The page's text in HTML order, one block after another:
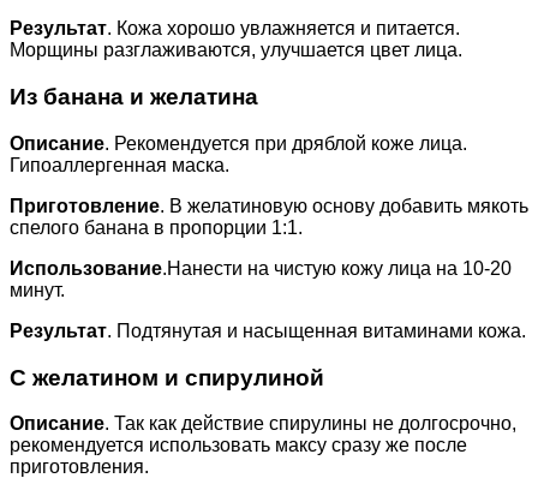
Результат. Кожа хорошо увлажняется и питается.
Морщины разглаживаются, улучшается цвет лица.
Из банана и желатина
Описание. Рекомендуется при дряблой коже лица.
Гипоаллергенная маска.
Приготовление. В желатиновую основу добавить мякоть
спелого банана в пропорции 1:1.
Использование.Нанести на чистую кожу лица на 10-20
минут.
Результат. Подтянутая и насыщенная витаминами кожа.
С желатином и спирулиной
Описание. Так как действие спирулины не долгосрочно,
рекомендуется использовать максу сразу же после
приготовления.